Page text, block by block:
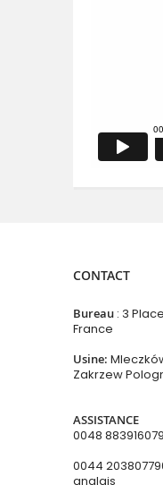
CONTACT
Bureau : 3
France
Usine:
Zakrzew
ASSISTANCE
0048
0044
anglais